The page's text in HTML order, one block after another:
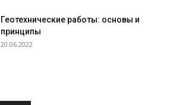
Геотехнические работы: основы и
принципы
20.06.2022